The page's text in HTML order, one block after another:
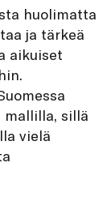
huolimatta
ja tärkeä
aikuiset
mallilla, sillä
vielä